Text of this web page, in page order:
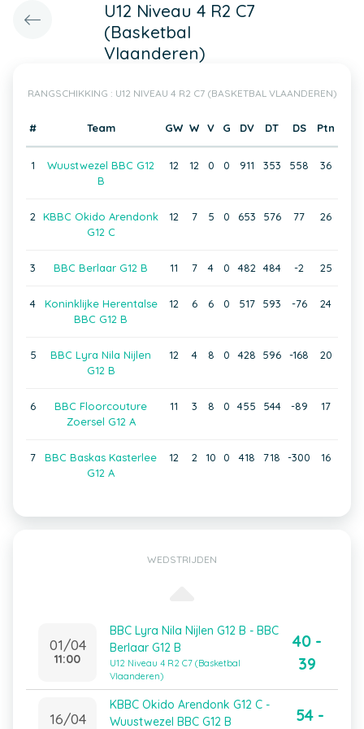
U12 Niveau 4 R2 C7
(Basketbal
Vlaanderen)
RANGSCHIKKING : U12 NIVEAU 4 R2 C7 (BASKETBAL VLAANDEREN)
# Team GW W V G DV DT DS Ptn
1
Wuustwezel BBC G12
B
12 12 0 0 911 353 558 36
2
KBBC Okido Arendonk
G12 C
12 7 5 0 653 576 77 26
3 BBC Berlaar G12 B 11 7 4 0 482 484 -2 25
4
Koninklijke Herentalse
BBC G12 B
12 6 6 0 517 593 -76 24
5
BBC Lyra Nila Nijlen
G12 B
12 4 8 0 428 596 -168 20
6
BBC Floorcouture
Zoersel G12 A
11 3 8 0 455 544 -89 17
7
BBC Baskas Kasterlee
G12 A
12 2 10 0 418 718 -300 16
WEDSTRIJDEN
01/04
11:00
BBC Lyra Nila Nijlen G12 B - BBC
Berlaar G12 B
U12 Niveau 4 R2 C7 (Basketbal
Vlaanderen)
40 -
39
16/04
KBBC Okido Arendonk G12 C -
Wuustwezel BBC G12 B
54 -